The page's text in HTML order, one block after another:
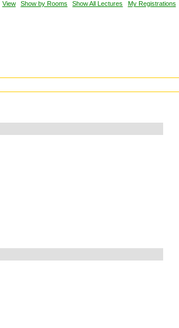
View Show by Rooms Show All Lectures My Registrations